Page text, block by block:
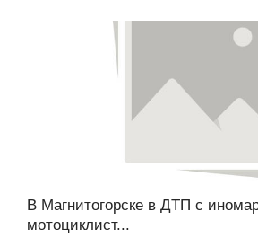
В Магнитогорске в ДТП с
мотоциклист...